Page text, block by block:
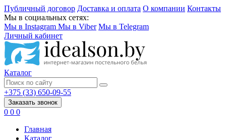
Публичный договор Доставка и оплата О компании Контакты
Мы в социальных сетях:
Мы в Instagram Мы в Viber Мы в Telegram
Личный кабинет
Каталог
+375 (33) 650-09-55
Заказать звонок
0 0 0
Главная
Каталог